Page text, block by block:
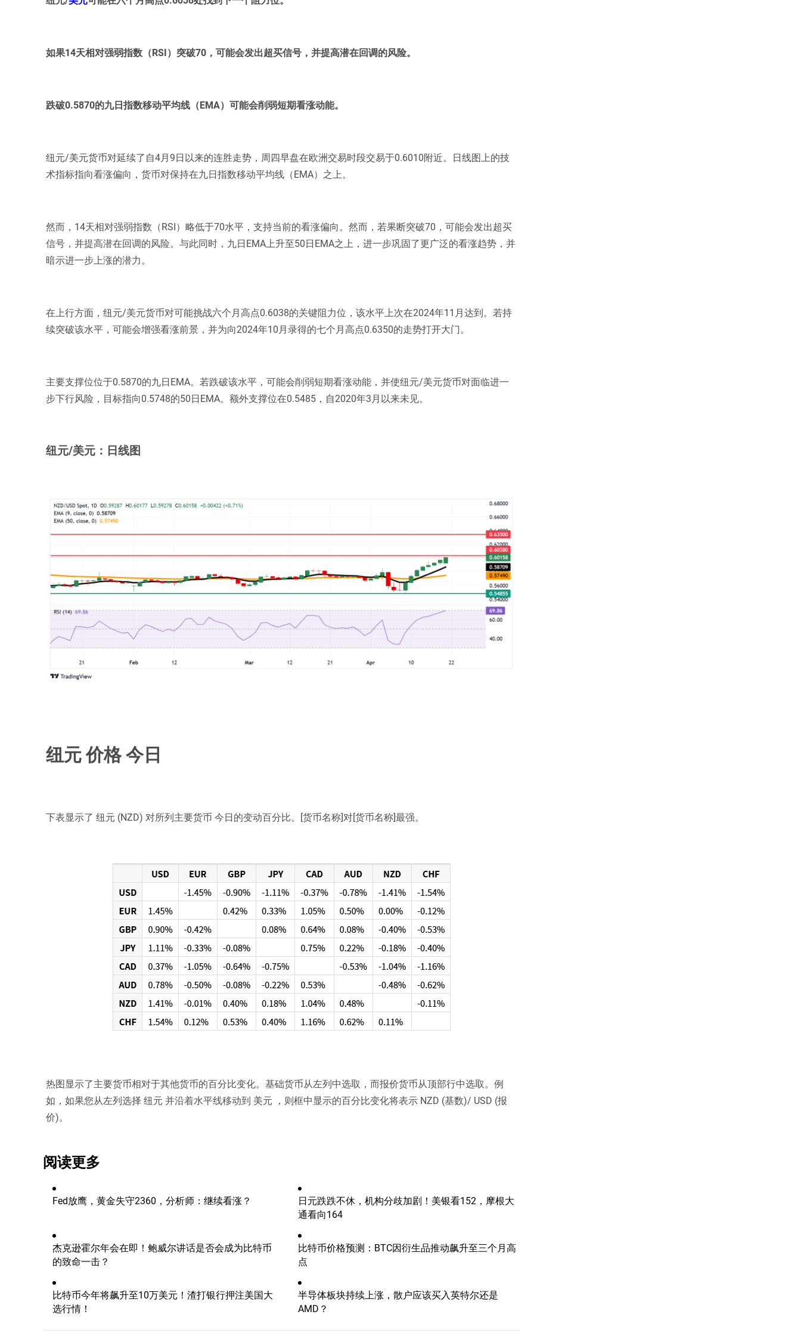
如果14天相对强弱指数（RSI）突破70，可能会发出超买信号，并提高潜在回调的风险。
跌破0.5870的九日指数移动平均线（EMA）可能会削弱短期看涨动能。
纽元/美元货币对延续了自4月9日以来的连胜走势，周四早盘在欧洲交易时段交易于0.6010附近。日线图上的技
术指标指向看涨偏向，货币对保持在九日指数移动平均线（EMA）之上。
然而，14天相对强弱指数（RSI）略低于70水平，支持当前的看涨偏向。然而，若果断突破70，可能会发出超买
信号，并提高潜在回调的风险。与此同时，九日EMA上升至50日EMA之上，进一步巩固了更广泛的看涨趋势，并
暗示进一步上涨的潜力。
在上行方面，纽元/美元货币对可能挑战六个月高点0.6038的关键阻力位，该水平上次在2024年11月达到。若持
续突破该水平，可能会增强看涨前景，并为向2024年10月录得的七个月高点0.6350的走势打开大门。
主要支撑位位于0.5870的九日EMA。若跌破该水平，可能会削弱短期看涨动能，并使纽元/美元货币对面临进一
步下行风险，目标指向0.5748的50日EMA。额外支撑位在0.5485，自2020年3月以来未见。
纽元/美元：日线图
纽元 价格 今日
下表显示了 纽元 (NZD) 对所列主要货币 今日的变动百分比。[货币名称]对[货币名称]最强。
热图显示了主要货币相对于其他货币的百分比变化。基础货币从左列中选取，而报价货币从顶部行中选取。例
如，如果您从左列选择 纽元 并沿着水平线移动到 美元 ，则框中显示的百分比变化将表示 NZD (基数)/ USD (报
价)。
阅读更多
Fed放鹰，黄金失守2360，分析师：继续看涨？
日元跌跌不休，机构分歧加剧！美银看152，摩根大
通看向164
杰克逊霍尔年会在即！鲍威尔讲话是否会成为比特币
的致命一击？
比特币价格预测：BTC因衍生品推动飙升至三个月高
点
比特币今年将飙升至10万美元！渣打银行押注美国大
选行情！
半导体板块持续上涨，散户应该买入英特尔还是
AMD？